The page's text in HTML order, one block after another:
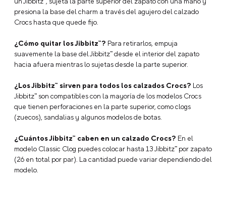
presiona la base del charm a través del agujero del calzado
Crocs hasta que quede fijo.
¿Cómo quitar los Jibbitz™? Para retirarlos, empuja
suavemente la base del Jibbitz™ desde el interior del zapato
hacia afuera mientras lo sujetas desde la parte superior.
¿Los Jibbitz™ sirven para todos los calzados Crocs? Los
Jibbitz™ son compatibles con la mayoría de los modelos Crocs
que tienen perforaciones en la parte superior, como clogs
(zuecos), sandalias y algunos modelos de botas.
¿Cuántos Jibbitz™ caben en un calzado Crocs? En el
modelo Classic Clog puedes colocar hasta 13 Jibbitz™ por zapato
(26 en total por par). La cantidad puede variar dependiendo del
modelo.